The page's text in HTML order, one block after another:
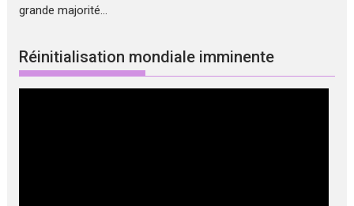
grande majorité...
Réinitialisation mondiale imminente